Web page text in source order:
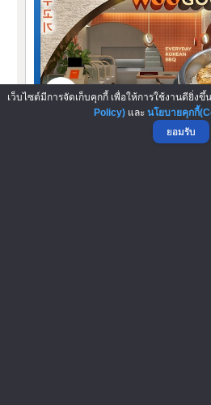
เว็บไซต์มีการจัดเก็บคุกกี้ เพื่อให้การใช้งานดียิ่งขึ้น
Policy)และ นโยบายคุกกี้
ยอมรับ